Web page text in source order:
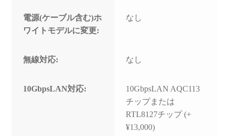
電源(ケーブル含む)ホ
ワイトモデルに変更:
なし
無線対応: なし
10GbpsLAN対応:
10GbpsLAN AQC113
チップまたは
RTL8127チップ (+
¥13,000)